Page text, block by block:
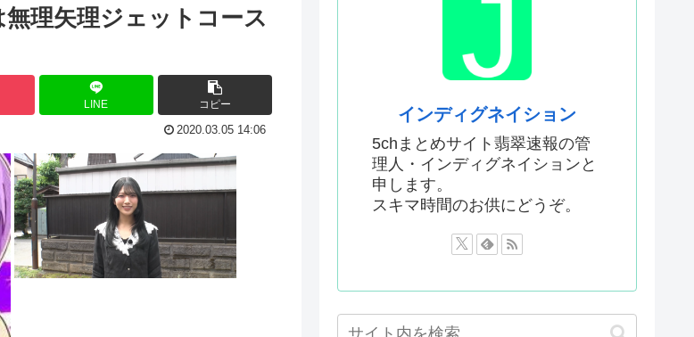
ガンダムSEEDの新台パチ●コ、またコケるwww
高市早苗熊本視察PVを映像ディレクターが本気で分析した結...
みいちゃんのモデルになった人は性格がいいらしい。
来週のハンターハンタータイソンとツベッパ王子TSK17に...
『ヤニねこ』の喫煙や覚醒剤の注射シーン、青少年への影響を...
海外「これが文明か！」日本に比べて超石器時代だった英国に...
ゼレンスキー大統領「日本の支援は大きくない」3兆円も支援...
「沢城みゆき」「悠木碧」「坂本真綾」「黒沢ともよ」パチ●...
「安倍晋三」「麻生太郎」「石原慎太郎」「高市早苗」 無礼...
漫画「人間を舐めるなよ…！」←こういう展開好きなんやが
ハンターハンター、とんでもねえ伏線が発掘されるwww
理矢理ジェットコース
LINE コピー
2020.03.05 14:06
インディグネイション
5chまとめサイト翡翠速報の管
理人・インディグネイションと
申します。
スキマ時間のお供にどうぞ。